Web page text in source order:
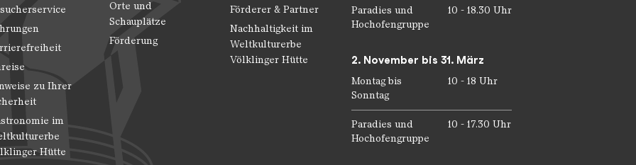
zu Ihrer
im
Hütte
Orte und
Schauplätze
Förderung
Förderer & Partner
Nachhaltigkeit im
Weltkulturerbe
Völklinger Hütte
Paradies und
Hochofengruppe
10 - 18.30 Uhr
2. November bis 31. März
Montag bis
Sonntag
10 - 18 Uhr
Paradies und
Hochofengruppe
10 - 17.30 Uhr